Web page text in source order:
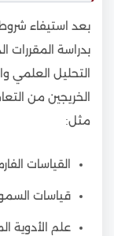
بعد استيفاء
بدراسة المقررات
التحليل العلمي
الخريجين من
مثل:
القياسات
قياسات
علم الأدوية